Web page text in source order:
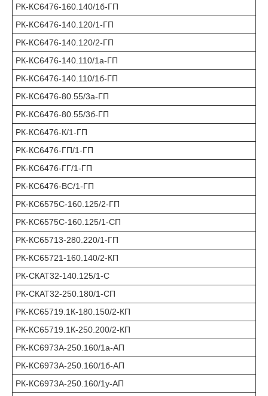
РК-КС6476-160.140/1б-ГП
РК-КС6476-140.120/1-ГП
РК-КС6476-140.120/2-ГП
РК-КС6476-140.110/1а-ГП
РК-КС6476-140.110/1б-ГП
РК-КС6476-80.55/3а-ГП
РК-КС6476-80.55/3б-ГП
РК-КС6476-К/1-ГП
РК-КС6476-ГП/1-ГП
РК-КС6476-ГГ/1-ГП
РК-КС6476-ВС/1-ГП
РК-КС6575С-160.125/2-ГП
РК-КС6575С-160.125/1-СП
РК-КС65713-280.220/1-ГП
РК-КС65721-160.140/2-КП
РК-СКАТ32-140.125/1-С
РК-СКАТ32-250.180/1-СП
РК-КС65719.1К-180.150/2-КП
РК-КС65719.1К-250.200/2-КП
РК-КС6973А-250.160/1а-АП
РК-КС6973А-250.160/1б-АП
РК-КС6973А-250.160/1у-АП